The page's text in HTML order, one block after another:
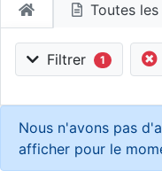
Toutes
Filtrer 1
Nous n'avons pas
afficher pour le